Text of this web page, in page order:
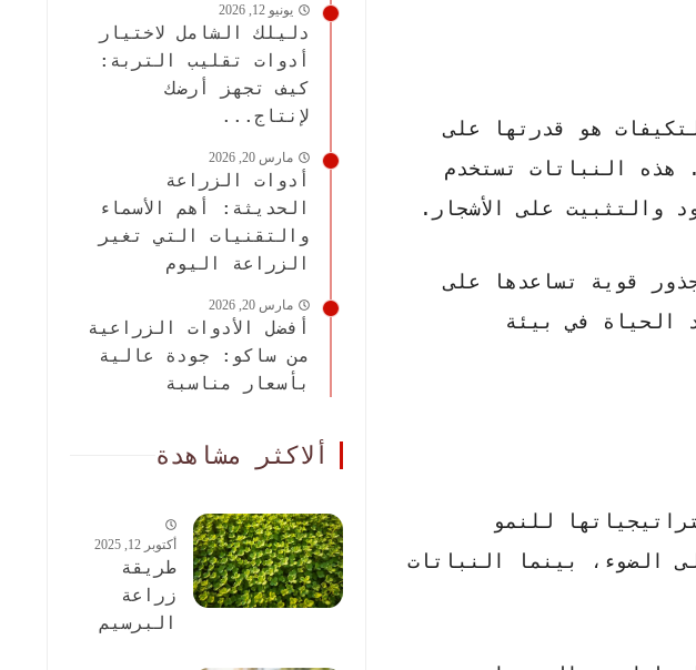
هو قدرتها على
هذه النباتات تستخدم
والتثبيت على الأشجار.
قوية تساعدها على
الحياة في بيئة
للنمو
الضوء، بينما النباتات
يونيو 12, 2026
دليلك الشامل لاختيار
أدوات تقليب التربة:
كيف تجهز أرضك
لإنتاج...
مارس 20, 2026
أدوات الزراعة
الحديثة: أهم الأسماء
والتقنيات التي تغير
الزراعة اليوم
مارس 20, 2026
أفضل الأدوات الزراعية
من ساكو: جودة عالية
بأسعار مناسبة
ألاكثر مشاهدة
أكتوبر 12, 2025
طريقة
زراعة
البرسيم